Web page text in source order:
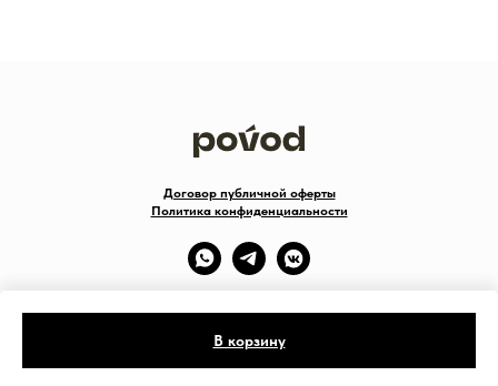
В корзину
Договор публичной оферты
Политика конфиденциальности